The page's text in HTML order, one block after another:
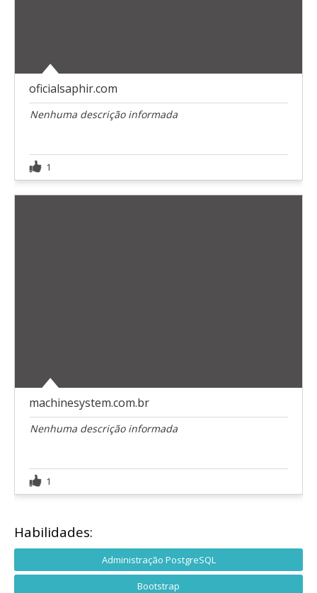
oficialsaphir.com
Nenhuma descrição informada
1
machinesystem.com.br
Nenhuma descrição informada
1
Habilidades:
Administração PostgreSQL
Bootstrap